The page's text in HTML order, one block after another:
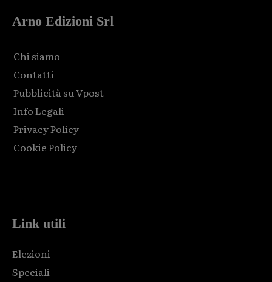
Arno Edizioni Srl
Chi siamo
Contatti
Pubblicità su Vpost
Info Legali
Privacy Policy
Cookie Policy
Link utili
Elezioni
Speciali